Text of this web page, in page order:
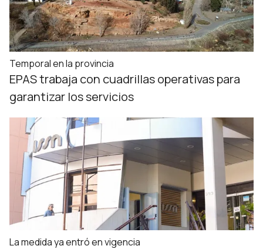
Temporal en la provincia
EPAS trabaja con cuadrillas operativas para
garantizar los servicios
La medida ya entró en vigencia